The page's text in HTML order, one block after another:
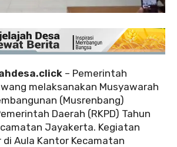
– Pemerintah
melaksanakan Musyawarah
(Musrenbang)
Daerah (RKPD) Tahun
Jayakerta. Kegiatan
Aula Kantor Kecamatan